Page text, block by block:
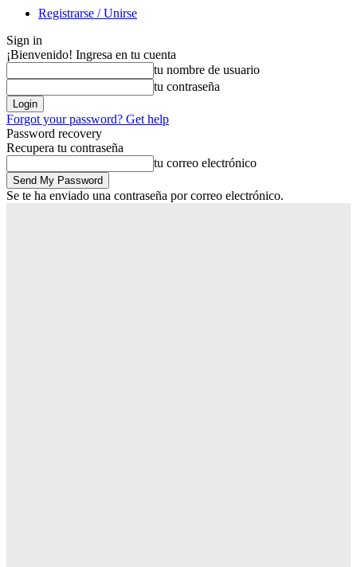
Registrarse / Unirse
Sign in
¡Bienvenido! Ingresa en tu cuenta
tu nombre de usuario
tu contraseña
Forgot your password? Get help
Password recovery
Recupera tu contraseña
tu correo electrónico
Se te ha enviado una contraseña por correo electrónico.